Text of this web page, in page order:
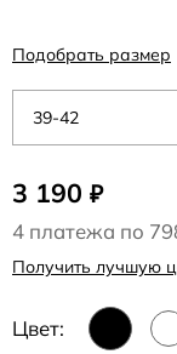
3 190 ₽
4 платежа по
Получить лучшую
Цвет:
39-42
Подобрать размер